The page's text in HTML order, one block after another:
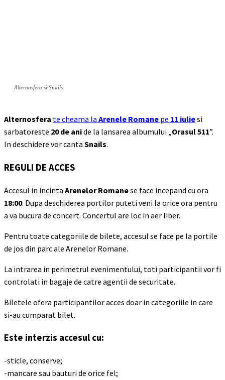
Alternosfera si Snails
Alternosfera te cheama la Arenele Romane pe 11 iuliesi
sarbatoreste 20 de anide la lansarea albumului „Orasul 511”.
In deschidere vor canta Snails.
REGULI DE ACCES
Accesul in incinta Arenelor Romanese face incepand cu ora
18:00. Dupa deschiderea portilor puteti veni la orice ora pentru
a va bucura de concert. Concertul are loc in aer liber.
Pentru toate categoriile de bilete, accesul se face pe la portile
de jos din parc ale Arenelor Romane.
La intrarea in perimetrul evenimentului, toti participantii vor fi
controlati in bagaje de catre agentii de securitate.
Biletele ofera participantilor acces doar in categoriile in care
si-au cumparat bilet.
Este interzis accesul cu:
-sticle, conserve;
-mancare sau bauturi de orice fel;